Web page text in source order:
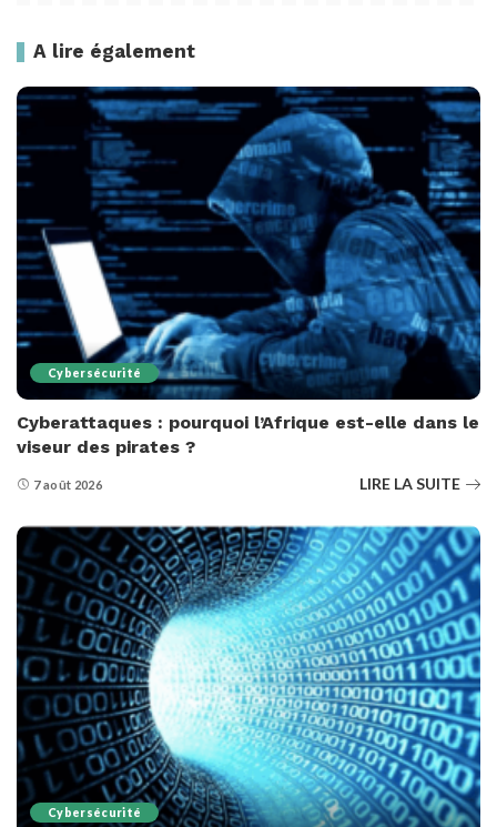
A lire également
Cybersécurité
Cyberattaques : pourquoi l’Afrique est-elle dans le
viseur des pirates ?
7 août 2026 LIRE LA SUITE
Cybersécurité